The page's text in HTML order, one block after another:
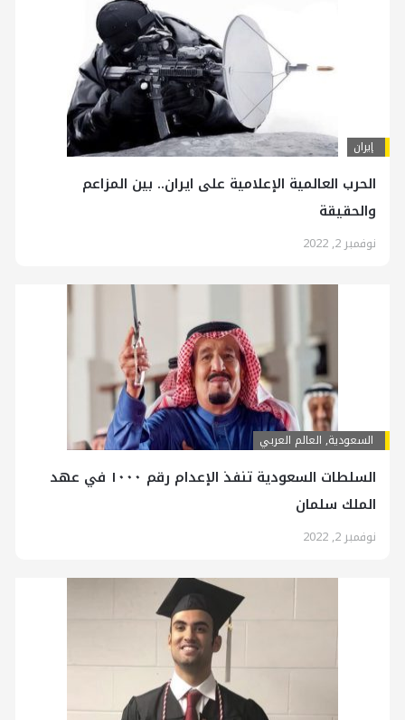
إيران
الحرب العالمية الإعلامية على ايران.. بين المزاعم
والحقيقة
نوفمبر 2, 2022
السعودية, العالم العربي
السلطات السعودية تنفذ الإعدام رقم ١٠٠٠ في عهد
الملك سلمان
نوفمبر 2, 2022